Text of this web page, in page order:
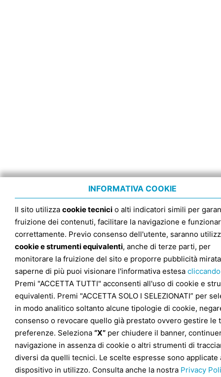
INFORMATIVA COOKIE
Il sito utilizza cookie tecnici o alti indicatori simili per
fruizione dei contenuti, facilitare la navigazione e
correttamente. Previo consenso dell'utente, saranno
cookie e strumenti equivalenti, anche di terze parti, per
monitorare la fruizione del sito e proporre pubblicità
saperne di più puoi visionare l'informativa estesa
Premi "ACCETTA TUTTI" acconsenti all'uso di cookie e
equivalenti. Premi "ACCETTA SOLO I SELEZIONATI” per
in modo analitico soltanto alcune tipologie di cookie,
consenso o revocare quello già prestato ovvero gestire le
preferenze. Seleziona “X” per chiudere il banner,
navigazione in assenza di cookie o altri strumenti di
diversi da quelli tecnici. Le scelte espresse sono applicate
dispositivo in utilizzo. Consulta anche la nostra Privacy